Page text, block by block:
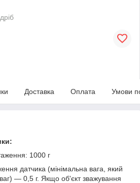
Доставка Оплата Умови
1000 г
датчика (мінімальна вага, який
ваг) — 0,5 г. Якщо об'єкт зважування